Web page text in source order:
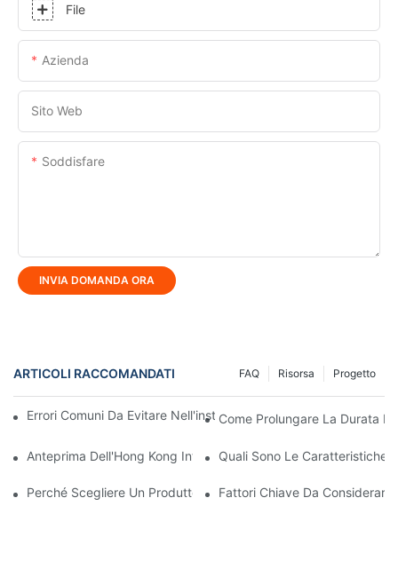
File
Azienda
Sito Web
Soddisfare
INVIA DOMANDA ORA
ARTICOLI RACCOMANDATI Progetto
Risorsa
FAQ
Errori Comuni Da Evitare Nell'installazione Di Luci A LED Per
Come Prolungare La Durata
Anteprima Dell'Hong Kong International Outdoor And Tech
Quali Sono Le Caratteristiche
Perché Scegliere Un Produttore Di Illuminazione A LED Per
Fattori Chiave Da